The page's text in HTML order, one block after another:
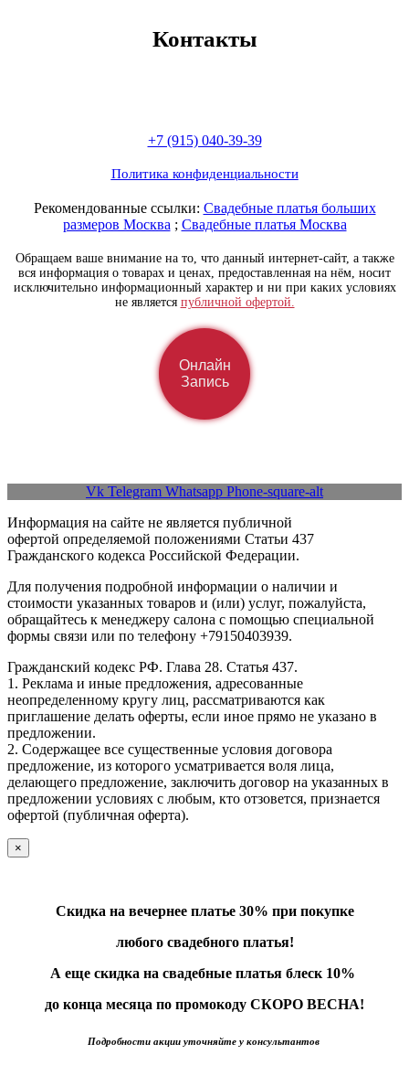
Контакты
+7 (915) 040-39-39
Политика конфиденциальности
Рекомендованные ссылки: Свадебные платья больших
размеров Москва ; Свадебные платья Москва
Обращаем ваше внимание на то, что данный интернет-сайт, а также
вся информация о товарах и ценах, предоставленная на нём, носит
исключительно информационный характер и ни при каких условиях
не является публичной офертой.
Онлайн
Запись
Vk Telegram Whatsapp Phone-square-alt
Информация на сайте не является публичной
офертой определяемой положениями Статьи 437
Гражданского кодекса Российской Федерации.
Для получения подробной информации о наличии и
стоимости указанных товаров и (или) услуг, пожалуйста,
обращайтесь к менеджеру салона с помощью специальной
формы связи или по телефону ‪+79150403939.
Гражданский кодекс РФ. Глава 28. Статья 437.
1. Реклама и иные предложения, адресованные
неопределенному кругу лиц, рассматриваются как
приглашение делать оферты, если иное прямо не указано в
предложении.
2. Содержащее все существенные условия договора
предложение, из которого усматривается воля лица,
делающего предложение, заключить договор на указанных в
предложении условиях с любым, кто отзовется, признается
офертой (публичная оферта).
×
Скидка на вечернее платье 30% при покупке
любого свадебного платья!
А еще скидка на свадебные платья блеск 10%
до конца месяца по промокоду СКОРО ВЕСНА!
Подробности акции уточняйте у консультантов